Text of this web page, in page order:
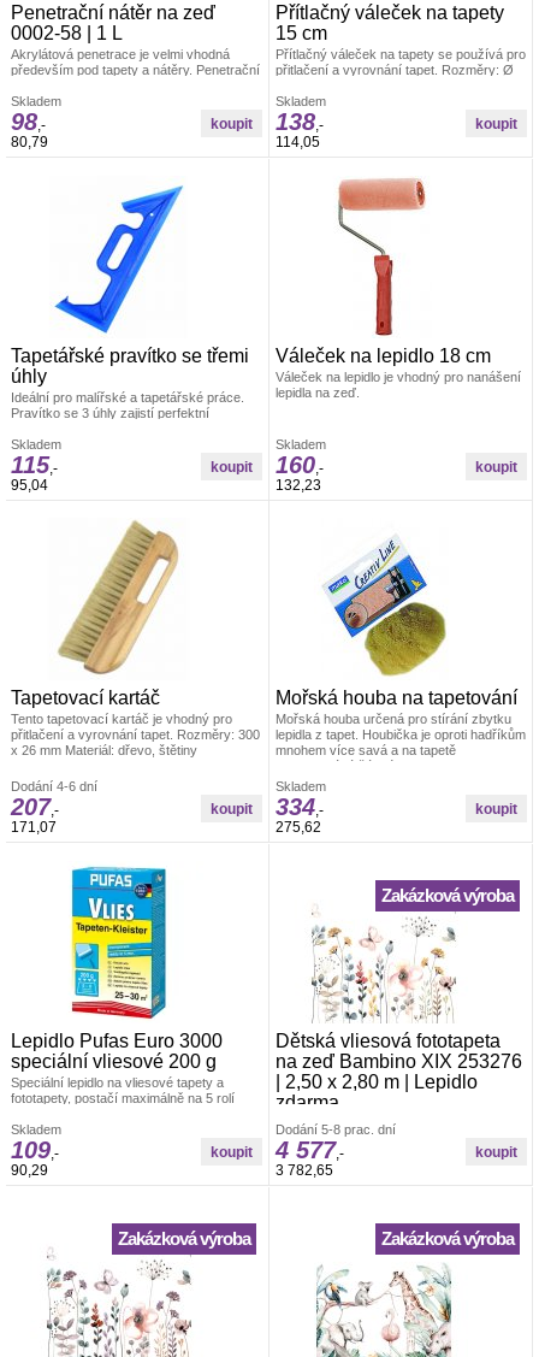
Penetrační nátěr na zeď
0002-58 | 1 L
Akrylátová penetrace je velmi vhodná
především pod tapety a nátěry. Penetrační
kopolymeru.
Skladem
98 ,-
80,79
Přítlačný váleček na tapety
15 cm
Přítlačný váleček na tapety se používá pro
přitlačení a vyrovnání tapet. Rozměry: Ø
PUR pěny, umělohmotný držák +
pozinkovaný drát 6/8 mm
Skladem
138,-
114,05
Tapetářské pravítko se třemi
úhly
Ideální pro malířské a tapetářské práce.
Pravítko se 3 úhly zajistí perfektní
hmota
Skladem
115,-
95,04
Váleček na lepidlo 18 cm
Váleček na lepidlo je vhodný pro nanášení
lepidla na zeď.
Skladem
160,-
132,23
Tapetovací kartáč
Tento tapetovací kartáč je vhodný pro
přitlačení a vyrovnání tapet. Rozměry: 300
x 26 mm Materiál: dřevo, štětiny
Dodání 4-6 dní
207,-
171,07
Mořská houba na tapetování
Mořská houba určená pro stírání zbytku
lepidla z tapet. Houbička je oproti hadříkům
mnohem více savá a na tapetě
14 cm
Skladem
334,-
275,62
Lepidlo Pufas Euro 3000
speciální vliesové 200 g
Speciální lepidlo na vliesové tapety a
fototapety, postačí maximálně na 5 rolí
Skladem
109,-
90,29
Dětská vliesová fototapeta
na zeď Bambino XIX 253276
| 2,50 x 2,80 m | Lepidlo
zdarma
Vliesová foto-tapeta Rasch. š.2,50 x v.2,80
m. Tapeta se lepí za sucha. Lepidlem se
natírá pouze zeď. Vliesové tapety na zeď
se vyznačují dobrou prodyšností,
mechanickou odolností a schopností
Zakázková výroba
Dodání 5-8 prac. dní
4 577,-
3 782,65
Zakázková výroba Zakázková výroba